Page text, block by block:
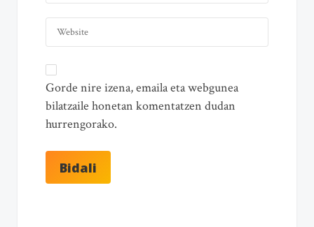
Gorde nire izena, emaila eta webgunea
bilatzaile honetan komentatzen dudan
hurrengorako.